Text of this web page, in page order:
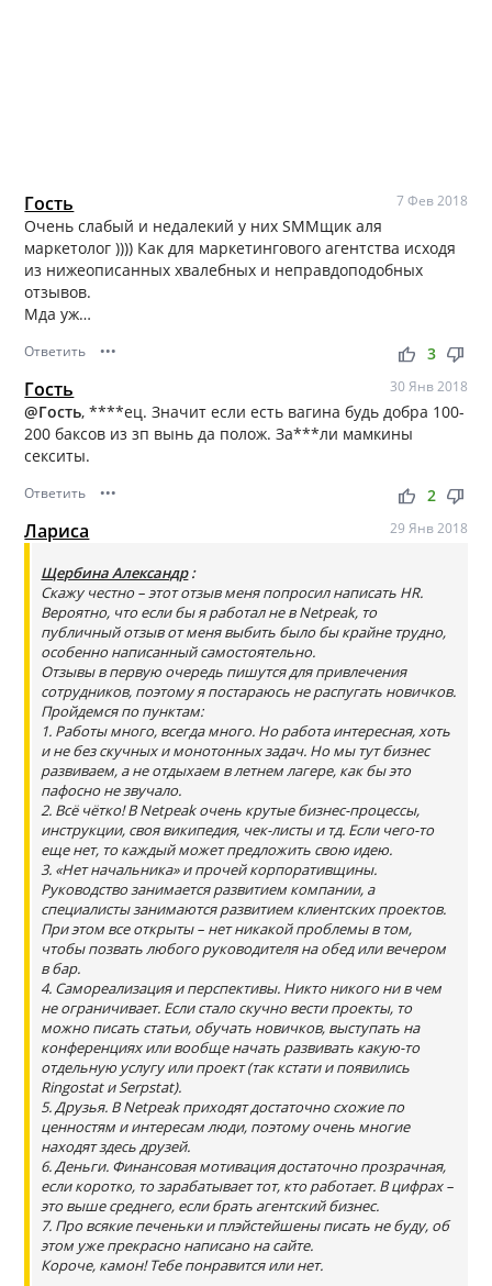
Гость 7 Фев 2018
Очень слабый и недалекий у них SMMщик аля
маркетолог )))) Как для маркетингового агентства исходя
из нижеописанных хвалебных и неправдоподобных
отзывов.
Мда уж…
Ответить ••• thumb_up thumb_down
3
Гость 30 Янв 2018
@Гость, ****ец. Значит если есть вагина будь добра 100-
200 баксов из зп вынь да полож. За***ли мамкины
секситы.
Ответить ••• thumb_up thumb_down
2
Лариса 29 Янв 2018
Щербина Александр:
Скажу честно – этот отзыв меня попросил написать HR.
Вероятно, что если бы я работал не в Netpeak, то
публичный отзыв от меня выбить было бы крайне трудно,
особенно написанный самостоятельно.
Отзывы в первую очередь пишутся для привлечения
сотрудников, поэтому я постараюсь не распугать новичков.
Пройдемся по пунктам:
1. Работы много, всегда много. Но работа интересная, хоть
и не без скучных и монотонных задач. Но мы тут бизнес
развиваем, а не отдыхаем в летнем лагере, как бы это
пафосно не звучало.
2. Всё чётко! В Netpeak очень крутые бизнес-процессы,
инструкции, своя википедия, чек-листы и тд. Если чего-то
еще нет, то каждый может предложить свою идею.
3. «Нет начальника» и прочей корпоративщины.
Руководство занимается развитием компании, а
специалисты занимаются развитием клиентских проектов.
При этом все открыты – нет никакой проблемы в том,
чтобы позвать любого руководителя на обед или вечером
в бар.
4. Самореализация и перспективы. Никто никого ни в чем
не ограничивает. Если стало скучно вести проекты, то
можно писать статьи, обучать новичков, выступать на
конференциях или вообще начать развивать какую-то
отдельную услугу или проект (так кстати и появились
Ringostat и Serpstat).
5. Друзья. В Netpeak приходят достаточно схожие по
ценностям и интересам люди, поэтому очень многие
находят здесь друзей.
6. Деньги. Финансовая мотивация достаточно прозрачная,
если коротко, то зарабатывает тот, кто работает. В цифрах –
это выше среднего, если брать агентский бизнес.
7. Про всякие печеньки и плэйстейшены писать не буду, об
этом уже прекрасно написано на сайте.
Короче, камон! Тебе понравится или нет.